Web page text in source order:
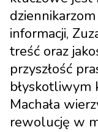
informacji,
treść oraz
przyszłość
błyskotliwym
Machała
rewolucję w